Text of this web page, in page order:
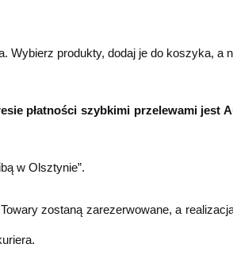
Wybierz produkty, dodaj je do koszyka, a
płatności szybkimi przelewami jest
w Olsztynie”.
zostaną zarezerwowane, a